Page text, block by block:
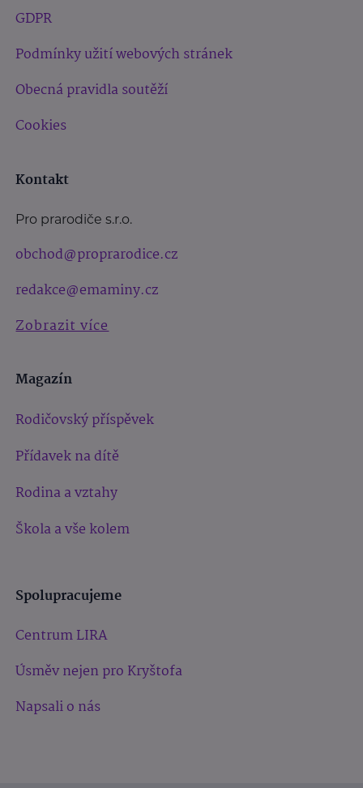
GDPR
Podmínky užití webových stránek
Obecná pravidla soutěží
Cookies
Kontakt
Pro prarodiče s.r.o.
obchod@proprarodice.cz
redakce@emaminy.cz
Zobrazit více
Magazín
Rodičovský příspěvek
Přídavek na dítě
Rodina a vztahy
Škola a vše kolem
Spolupracujeme
Centrum LIRA
Úsměv nejen pro Kryštofa
Napsali o nás